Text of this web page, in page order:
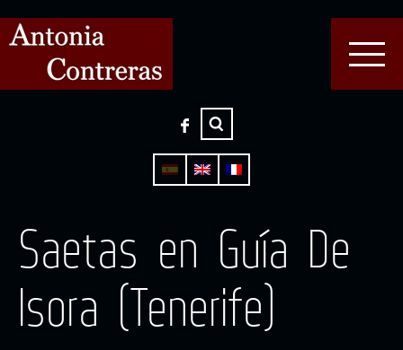
Saetas en Guía De
Isora (Tenerife)